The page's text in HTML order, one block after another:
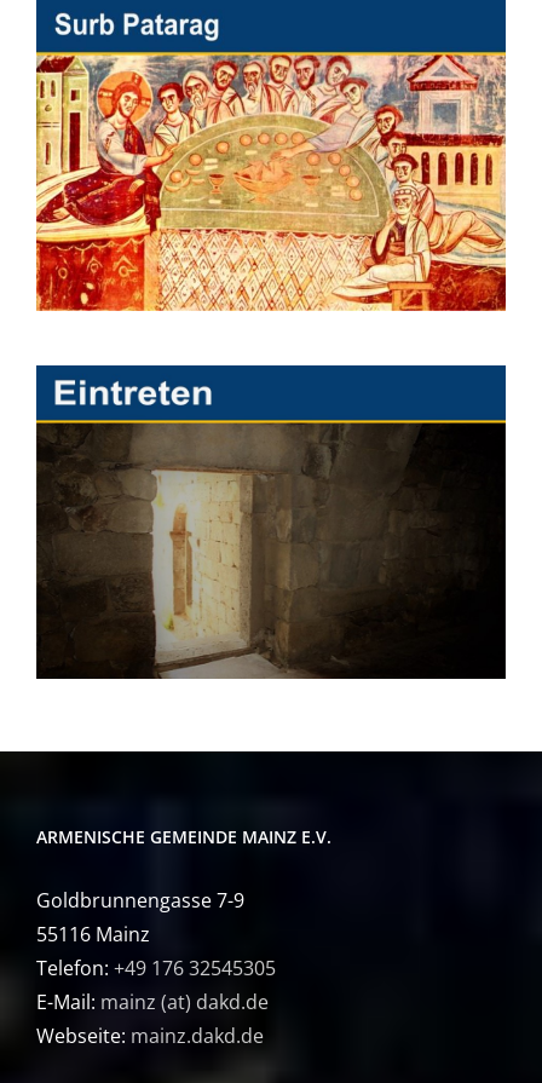
ARMENISCHE GEMEINDE MAINZ E.V.
Goldbrunnengasse 7-9
55116 Mainz
Telefon: +49 176 32545305
E-Mail: mainz (at) dakd.de
Webseite: mainz.dakd.de